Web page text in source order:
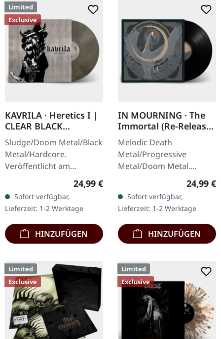
Limited
Exclusive
KAVRILA · Heretics I |
CLEAR BLACK
MARBLED LP
Sludge/Doom Metal/Black
Metal/Hardcore.
Veröffentlicht am
30.05.2025, auf Supreme
Clear/Schwarz
marmoriertes Vinyl mit
schwarzen und…
Regulärer Preis:
24,99 €
Sofort verfügbar,
Lieferzeit: 1-2 Werktage
HINZUFÜGEN
IN MOURNING · The
Immortal (Re-Release)
| BLACK LP
Melodic Death
Metal/Progressive
Metal/Doom Metal.
27.03.2026, auf Supreme
Chaos Records.
Schwarzes Vinyl mit
Insert. Zweite Auflage…
24,99 €
Sofort verfügbar,
Lieferzeit: 1-2 Werktage
HINZUFÜGEN
Limited
Exclusive
Limited
Exclusive